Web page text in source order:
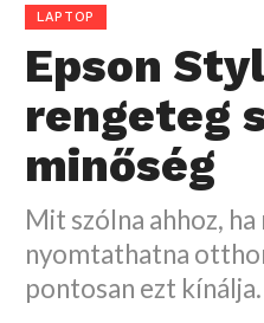
LAPTOP
Epson
rengeteg
minőség
Mit szólna ahhoz,
nyomtathatna
pontosan ezt kínálja.